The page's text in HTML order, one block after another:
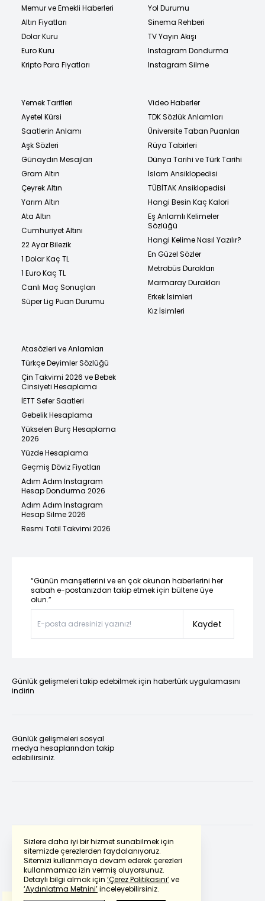
Sizlere daha iyi bir hizmet sunabilmek için
sitemizde çerezlerden faydalanıyoruz.
Sitemizi kullanmaya devam ederek çerezleri
kullanmamıza izin vermiş oluyorsunuz.
Detaylı bilgi almak için ‘Çerez Politikasını’ve
‘Aydınlatma Metnini’inceleyebilirsiniz.
Memur ve Emekli Haberleri
Altın Fiyatları
Dolar Kuru
Euro Kuru
Kripto Para Fiyatları
Yol Durumu
Sinema Rehberi
TV Yayın Akışı
Instagram Dondurma
Instagram Silme
Yemek Tarifleri
Ayetel Kürsi
Saatlerin Anlamı
Aşk Sözleri
Günaydın Mesajları
Gram Altın
Çeyrek Altın
Yarım Altın
Ata Altın
Cumhuriyet Altını
22 Ayar Bilezik
1 Dolar Kaç TL
1 Euro Kaç TL
Canlı Maç Sonuçları
Süper Lig Puan Durumu
Video Haberler
TDK Sözlük Anlamları
Üniversite Taban Puanları
Rüya Tabirleri
Dünya Tarihi ve Türk Tarihi
İslam Ansiklopedisi
TÜBİTAK Ansiklopedisi
Hangi Besin Kaç Kalori
Eş Anlamlı Kelimeler
Sözlüğü
Hangi Kelime Nasıl Yazılır?
En Güzel Sözler
Metrobüs Durakları
Marmaray Durakları
Erkek İsimleri
Kız İsimleri
Atasözleri ve Anlamları
Türkçe Deyimler Sözlüğü
Çin Takvimi 2026 ve Bebek
Cinsiyeti Hesaplama
İETT Sefer Saatleri
Gebelik Hesaplama
Yükselen Burç Hesaplama
2026
Yüzde Hesaplama
Geçmiş Döviz Fiyatları
Adım Adım Instagram
Hesap Dondurma 2026
Adım Adım Instagram
Hesap Silme 2026
Resmi Tatil Takvimi 2026
“Günün manşetlerini ve en çok okunan haberlerini her
sabah e-postanızdan takip etmek için bültene üye
olun.”
Kaydet
Günlük gelişmeleri takip edebilmek için habertürk uygulamasını
indirin
Günlük gelişmeleri sosyal
medya hesaplarından takip
edebilirsiniz.
Powered by Translate